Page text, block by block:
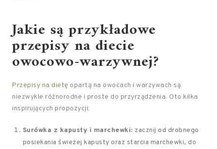
Jakie są przykładowe
przepisy na diecie
owocowo-warzywnej?
Przepisy na dietę opartą na owocach i warzywach są
niezwykle różnorodne i proste do przyrządzenia. Oto kilka
inspirujących propozycji:
Surówka z kapusty i marchewki: zacznij od drobnego
posiekania świeżej kapusty oraz starcia marchewki, do